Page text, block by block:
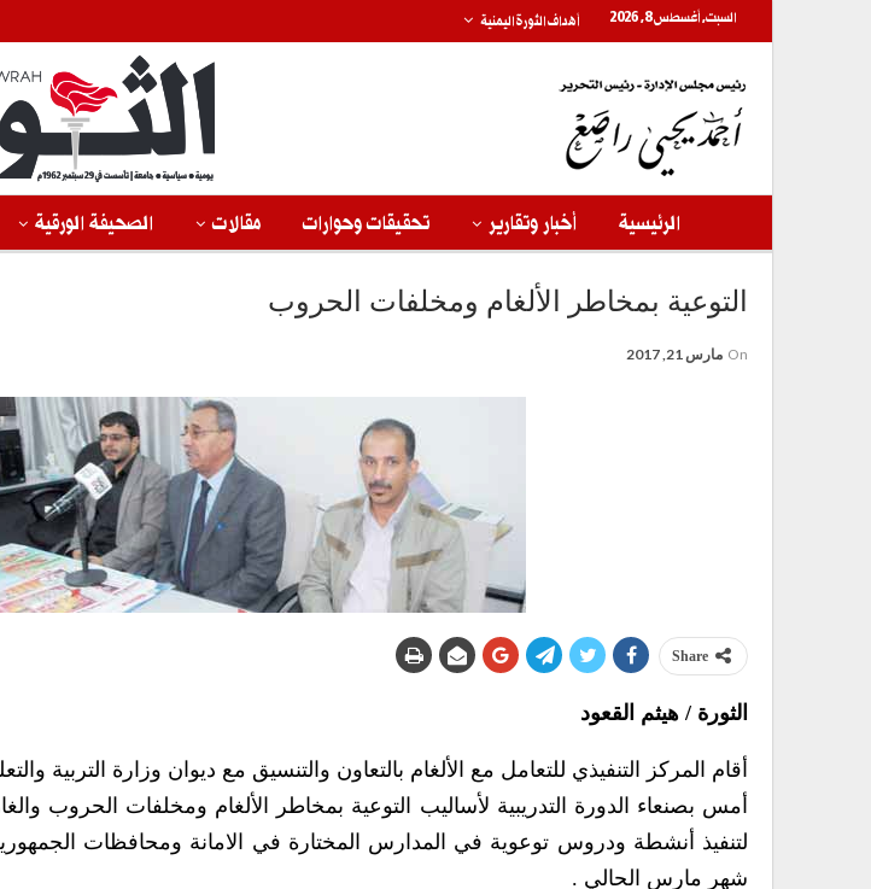
السبت, أغسطس 8, 2026 أهداف الثورة اليمنية
الرئيسية أخبار وتقارير تحقيقات وحوارات مقالات الصحيفة الورقية
التوعية بمخاطر الألغام ومخلفات الحروب
On مارس 21, 2017
Share
الثورة / هيثم القعود
أقام المركز التنفيذي للتعامل مع الألغام بالتعاون والتنسيق مع ديوان وزارة التربية
أمس بصنعاء الدورة التدريبية لأساليب التوعية بمخاطر الألغام ومخلفات الحروب
شهر مارس الحالي .